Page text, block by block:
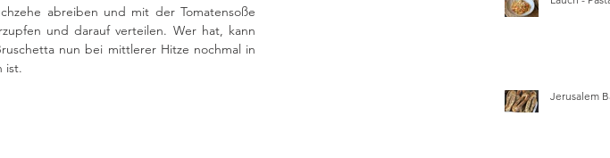
abreiben und mit der Tomatensoße
und darauf verteilen. Wer hat, kann
nun bei mittlerer Hitze nochmal in
ist.
Jerusalem